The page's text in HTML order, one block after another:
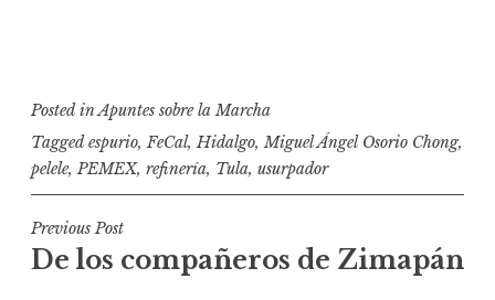
Posted inApuntes sobre la Marcha
Taggedespurio,FeCal,Hidalgo,Miguel Ángel Osorio Chong,
pelele, PEMEX, refinería, Tula, usurpador
N
a
Previous Post
De los compañeros de Zimapán